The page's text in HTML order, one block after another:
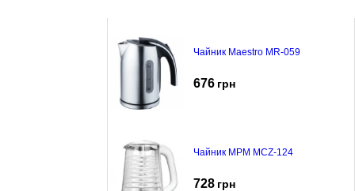
Чайник Maestro MR-059
676 грн
Чайник MPM MCZ-124
728 грн